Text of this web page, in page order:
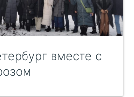
вместе с